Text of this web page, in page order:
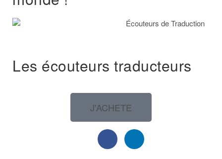
Les écouteurs traducteurs
J'ACHETE